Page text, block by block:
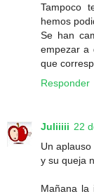
Tampoco
hemos
Se han
empezar a
que
Responder
Juliiiii 22
Un
y su queja
Mañana la